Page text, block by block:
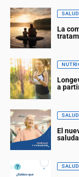
La
a
El